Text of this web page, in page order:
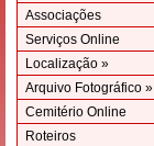
Associações
Serviços Online
Localização »
Arquivo Fotográfico »
Cemitério Online
Roteiros